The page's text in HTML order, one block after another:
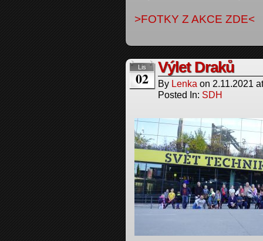
>FOTKY Z AKCE ZDE<
Lis
02
Výlet Draků
By Lenka on 2.11.2021
Posted In: SDH